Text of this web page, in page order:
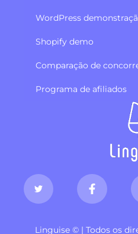
WordPress
Shopify demo
Comparação de
Programa de afiliados
Linguise © | Todos os